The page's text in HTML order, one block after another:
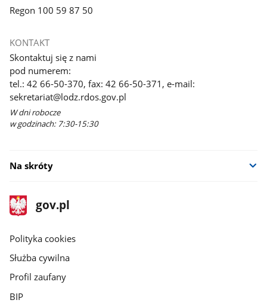
Regon 100 59 87 50
KONTAKT
Skontaktuj się z nami
pod numerem:
tel.: 42 66-50-370, fax: 42 66-50-371, e-mail:
sekretariat@lodz.rdos.gov.pl
W dni robocze
w godzinach: 7:30-15:30
Na skróty
stopka
gov.pl
Strona
gov.pl
gov.pl
Polityka cookies
Służba cywilna
Profil zaufany
BIP